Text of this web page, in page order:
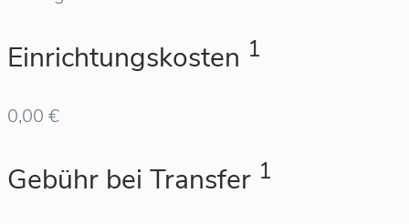
Einrichtungskosten 1
0,00 €
Gebühr bei Transfer 1